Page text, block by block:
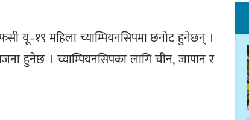
यू–१९ महिला च्याम्पियनसिपमा छनोट हुनेछन् ।
हुनेछ । च्याम्पियनसिपका लागि चीन, जापान र